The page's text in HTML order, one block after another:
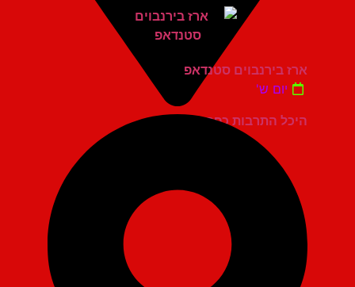
היכל התרבות כפר סבא
ארז בירנבוים סטנדאפ
יום ש'